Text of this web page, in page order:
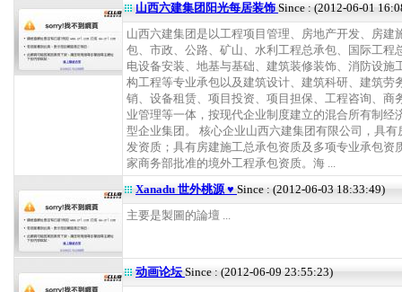
山西六建集团阳光每居装饰 Since : (2012-06-01
山西六建集团是以工程项目管理、房地产开发、房建
包、市政、公路、矿山、水利工程总承包、国际工程
电设备安装、地基与基础、建筑装修装饰、消防设施
构工程等专业承包以及建筑设计、建筑科研、建筑劳
销、设备租赁、项目投资、项目担保、工程咨询、商
业管理等一体，按现代企业制度建立的混合所有制经
型企业集团。 核心企业山西六建集团有限公司，具有
发资质；具有房建施工总承包资质及多项专业承包资
家商务部批准的境外工程承包资质。海 ...
Xanadu 世外桃源 ♥ Since : (2012-06-03 18:33:49)
主要是製圖的論壇 ...
动画论坛Since : (2012-06-09 23:55:23)